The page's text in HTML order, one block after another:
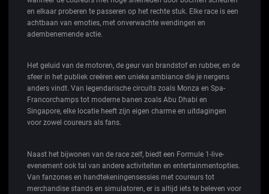
en elkaar proberen te passeren op het rechte stuk. Elke race is een
achtbaan van emoties, met onverwachte wendingen en
adembenemende actie.
Het geluid van de motoren, de geur van brandstof en rubber, en de
sfeer in het publiek creëren een unieke ambiance die je nergens
anders vindt. Van legendarische circuits zoals Monza en Spa-
Francorchamps tot moderne banen zoals Abu Dhabi en
Singapore, elke locatie heeft zijn eigen charme en uitdagingen
voor zowel coureurs als fans.
Naast het bijwonen van de race zelf, biedt een Formule 1-live-
evenement ook tal van andere activiteiten en entertainmentopties.
Van fanzones en handtekeningensessies met coureurs tot
merchandise stands en simulatoren, er is altijd iets te beleven voor